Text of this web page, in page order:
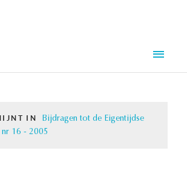
IN
Bijdragen tot de Eigentijdse
nr 16 - 2005